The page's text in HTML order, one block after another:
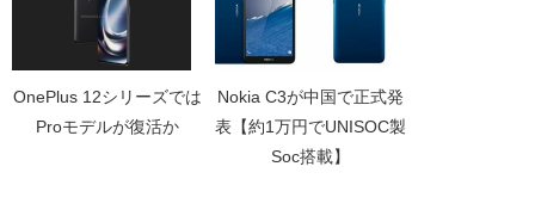
OnePlus 12シリーズでは
Proモデルが復活か
Nokia C3が中国で正式発
表【約1万円でUNISOC製
Soc搭載】